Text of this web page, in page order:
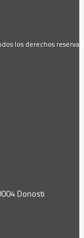
los derechos
Donosti